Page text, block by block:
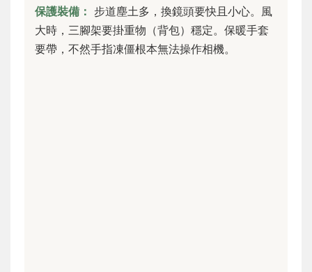
保護裝備： 步道塵土多，換鏡頭要快且小心。風
大時，三腳架要掛重物（背包）穩定。保暖手套
要帶，不然手指凍僵根本無法操作相機。